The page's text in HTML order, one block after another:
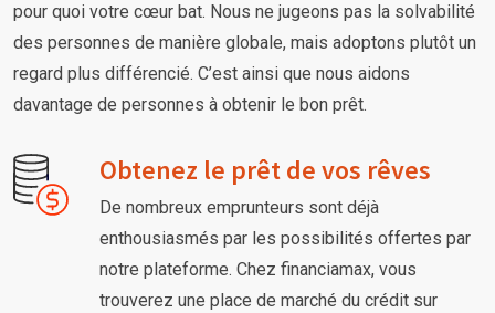
pour quoi votre cœur bat. Nous ne jugeons pas la solvabilité
des personnes de manière globale, mais adoptons plutôt un
regard plus différencié. C’est ainsi que nous aidons
davantage de personnes à obtenir le bon prêt.
Obtenez le prêt de vos rêves
De nombreux emprunteurs sont déjà
enthousiasmés par les possibilités offertes par
notre plateforme. Chez financiamax, vous
trouverez une place de marché du crédit sur